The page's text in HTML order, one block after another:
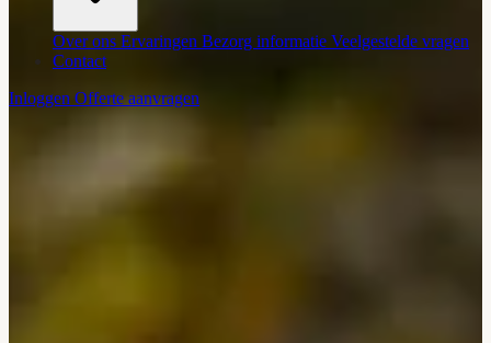
Over ons Ervaringen Bezorg informatie Veelgestelde vragen
Contact
Inloggen Offerte aanvragen